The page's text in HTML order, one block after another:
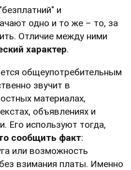
и
одно и то же – то, за
Отличие между ними
характер.
общеупотребительным
звучит в
материалах,
объявлениях и
Его используют тогда,
сообщить факт:
или возможность
взимания платы. Именно